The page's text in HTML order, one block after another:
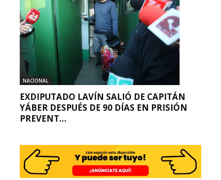
NACIONAL
EXDIPUTADO LAVÍN SALIÓ DE CAPITÁN
YÁBER DESPUÉS DE 90 DÍAS EN PRISIÓN
PREVENT...